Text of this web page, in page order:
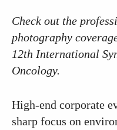
Check out the
photography
12th International
Oncology.
High-end corporate
sharp focus on